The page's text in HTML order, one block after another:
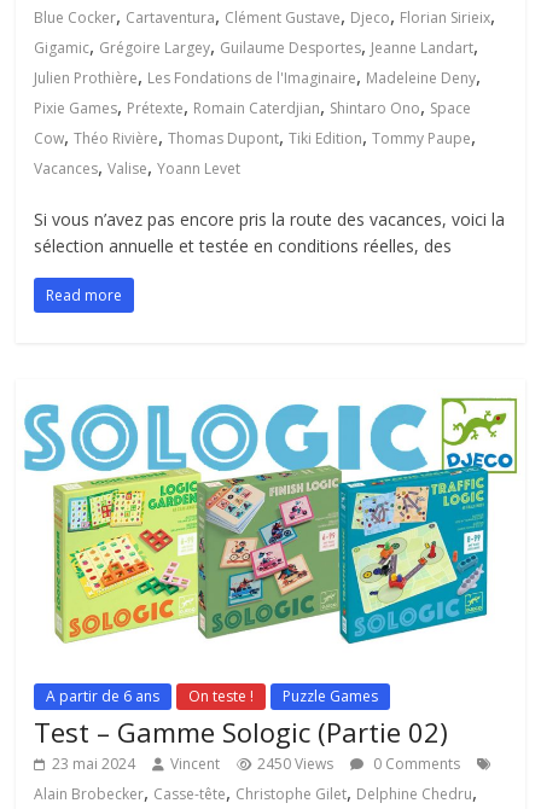
Blue Cocker, Cartaventura, Clément Gustave, Djeco, Florian Sirieix,
Gigamic, Grégoire Largey, Guilaume Desportes, Jeanne Landart,
Julien Prothière, Les Fondations de l'Imaginaire, Madeleine Deny,
Pixie Games, Prétexte, Romain Caterdjian, Shintaro Ono, Space
Cow,Théo Rivière,Thomas Dupont,Tiki Edition,Tommy Paupe,
Vacances,Valise,Yoann Levet
Si vous n’avez pas encore pris la route des vacances, voici la
sélection annuelle et testée en conditions réelles, des
Read more
A partir de 6 ans On teste ! Puzzle Games
Test – Gamme Sologic (Partie 02)
23 mai 2024 Vincent 2450 Views
0 Comments
Alain Brobecker, Casse-tête, Christophe Gilet, Delphine Chedru,